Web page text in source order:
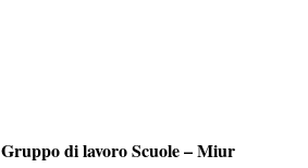
Gruppo di lavoro Scuole – Miur